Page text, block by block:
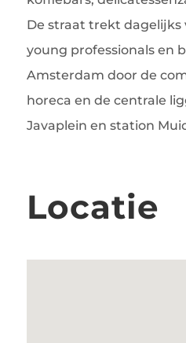
De straat trekt
young professionals en
Amsterdam door de
horeca en de centrale
Javaplein en station
Locatie